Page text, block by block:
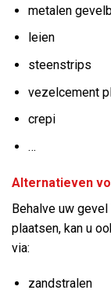
metalen
leien
steenstrips
vezelcement
crepi
…
Alternatieven
Behalve uw
plaatsen, kan u
via:
zandstralen